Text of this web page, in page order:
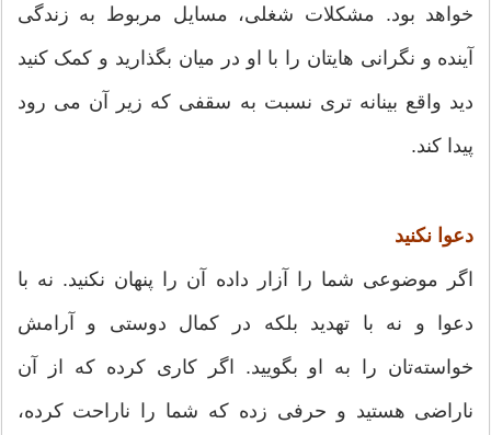
خواهد بود. مشکلات شغلی، مسایل مربوط به زندگی
آینده و نگرانی هایتان را با او در میان بگذارید و کمک کنید
دید واقع بینانه تری نسبت به سقفی که زیر آن می رود
پیدا کند.
دعوا نکنید
اگر موضوعی شما را آزار داده آن را پنهان نکنید. نه با
دعوا و نه با تهدید بلکه در کمال دوستی و آرامش
خواسته‌تان را به او بگویید. اگر کاری کرده که از آن
ناراضی هستید و حرفی زده که شما را ناراحت کرده،